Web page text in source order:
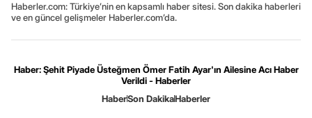
Haberler.com: Türkiye’nin en kapsamlı haber sitesi. Son dakika haberleri
ve en güncel gelişmeler Haberler.com’da.
Haber: Şehit Piyade Üsteğmen Ömer Fatih Ayar'ın Ailesine Acı Haber
Verildi - Haberler
HaberSon DakikaHaberler